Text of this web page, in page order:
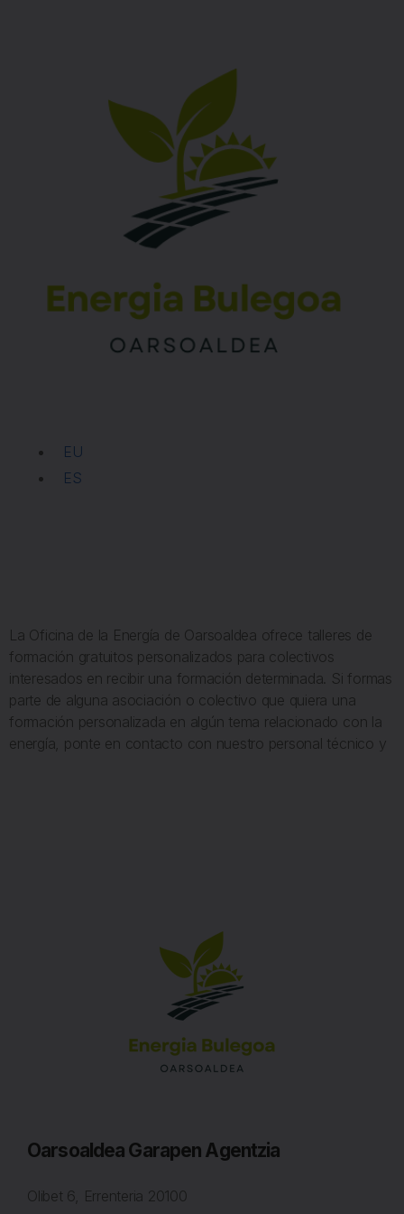
EU
ES
La Oficina de la Energía de Oarsoaldea ofrece talleres de
formación gratuitos personalizados para colectivos
interesados en recibir una formación determinada. Si formas
parte de alguna asociación o colectivo que quiera una
formación personalizada en algún tema relacionado con la
energía, ponte en contacto con nuestro personal técnico y
Oarsoaldea Garapen Agentzia
Olibet 6, Errenteria 20100